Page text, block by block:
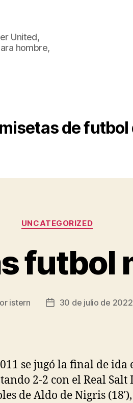
United,
hombre,
de
Categorías
UNCATEGORIZED
futbol
istern
Fecha30 de julio de 2022
se jugó la final de ida
2-2 con el Real Salt
de Aldo de Nigris